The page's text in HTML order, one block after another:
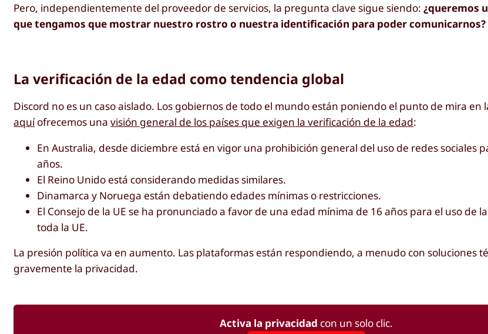
Pero, independientemente del proveedor de servicios, la pregunta clave sigue siendo:¿queremos
que tengamos que mostrar nuestro rostro o nuestra identificación para poder comunicarnos?
La verificación de la edad como tendencia global
Discord no es un caso aislado. Los gobiernos de todo el mundo están poniendo el punto de mira en
aquíofrecemos unavisión general de los países que exigen la verificación de la edad:
En Australia, desde diciembre está en vigor una prohibición general del uso de redes sociales
años.
El Reino Unido está considerando medidas similares.
Dinamarca y Noruega están debatiendo edades mínimas o restricciones.
El Consejo de la UE se ha pronunciado a favor de una edad mínima de 16 años para el uso de
toda la UE.
La presión política va en aumento. Las plataformas están respondiendo, a menudo con soluciones
gravemente la privacidad.
Activa la privacidad con un solo clic.